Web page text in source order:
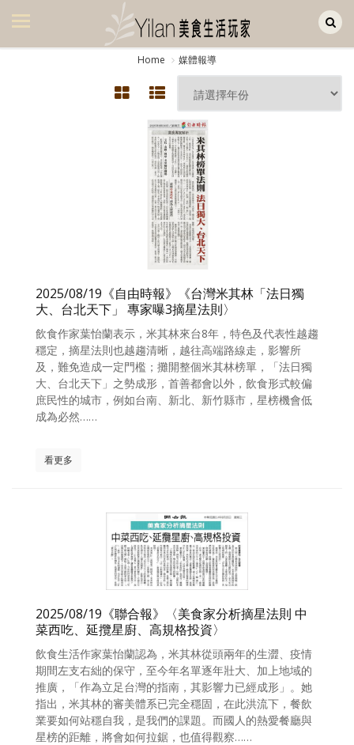
美食集
餐桌週記
享樂隨手拍
照相簿
影音區
合作與代言
訂閱電子報
Home 媒體報導
2025/08/19《自由時報》《台灣米其林「法日獨
大、台北天下」 專家曝3摘星法則〉
飲食作家葉怡蘭表示，米其林來台8年，特色及代表性越趨
穩定，摘星法則也越趨清晰，越往高端路線走，影響所
及，難免造成一定門檻；攤開整個米其林榜單，「法日獨
大、台北天下」之勢成形，首善都會以外，飲食形式較偏
庶民性的城市，例如台南、新北、新竹縣市，星榜機會低
成為必然……
看更多
2025/08/19《聯合報》〈美食家分析摘星法則 中
菜西吃、延攬星廚、高規格投資〉
飲食生活作家葉怡蘭認為，米其林從頭兩年的生澀、疫情
期間左支右絀的保守，至今年名單逐年壯大、加上地域的
推廣，「作為立足台灣的指南，其影響力已經成形」。她
指出，米其林的審美體系已完全穩固，在此洪流下，餐飲
業要如何站穩自我，是我們的課題。而國人的熱愛餐廳與
星榜的距離，將會如何拉鋸，也值得觀察……